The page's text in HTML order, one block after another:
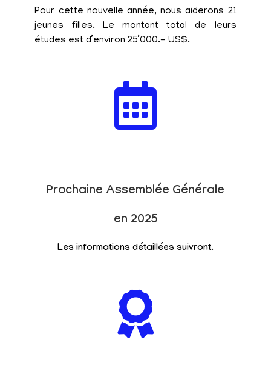
Pour cette nouvelle année, nous aiderons 21
jeunes filles. Le montant total de leurs
études est d’environ 25’000.- US$.
Prochaine Assemblée Générale
en 2025
Les informations détaillées suivront.